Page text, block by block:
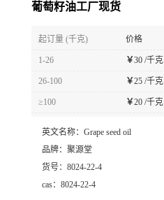
葡萄籽油工厂现货
起订量 (千克) 价格
1-26 ￥30 /千克
26-100 ￥25 /千克
≥100 ￥20 /千克
英文名称： Grape seed oil
品牌： 聚源堂
货号： 8024-22-4
cas： 8024-22-4